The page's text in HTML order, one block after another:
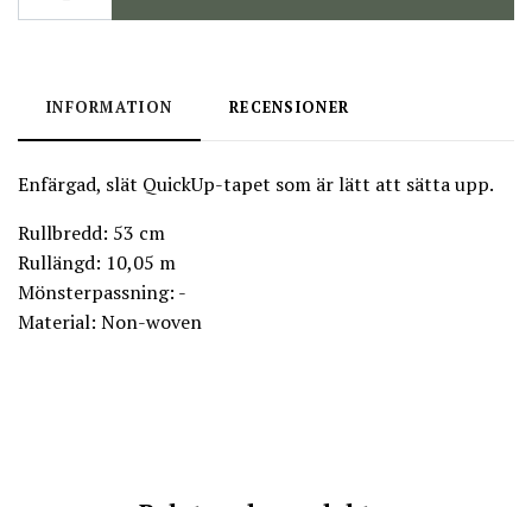
INFORMATION RECENSIONER
Enfärgad, slät QuickUp-tapet som är lätt att sätta upp.
Rullbredd: 53 cm
Rullängd: 10,05 m
Mönsterpassning: -
Material: Non-woven